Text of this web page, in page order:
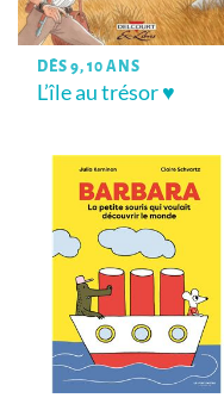
DÈS 9, 10 ANS
L’île au trésor ♥